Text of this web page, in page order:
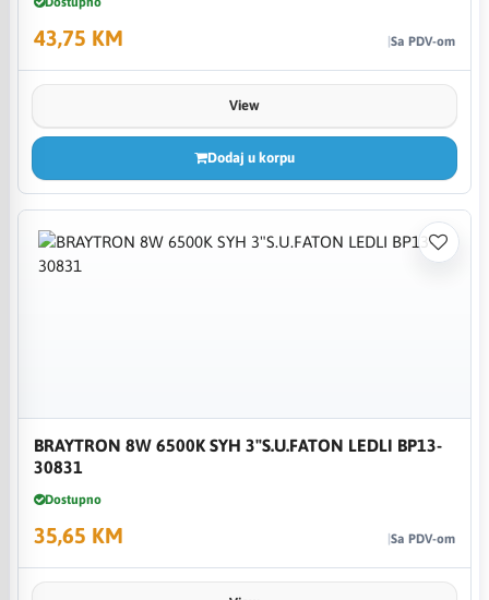
43,75 KM Sa PDV-om
View
Dodaj u korpu
BRAYTRON 8W 6500K SYH 3"S.U.FATON LEDLI BP13-
30831
Dostupno
35,65 KM Sa PDV-om